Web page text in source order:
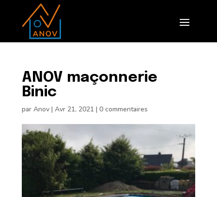
ANOV maçonnerie
Binic
par Anov| Avr 21, 2021 | 0 commentaires